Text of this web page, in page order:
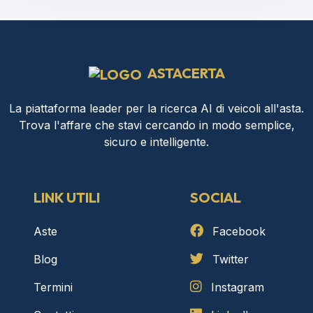
ASTACERTA
La piattaforma leader per la ricerca AI di veicoli all'asta.
Trova l'affare che stavi cercando in modo semplice,
sicuro e intelligente.
LINK UTILI
Aste
Blog
Termini
SOCIAL
Facebook
Twitter
Instagram